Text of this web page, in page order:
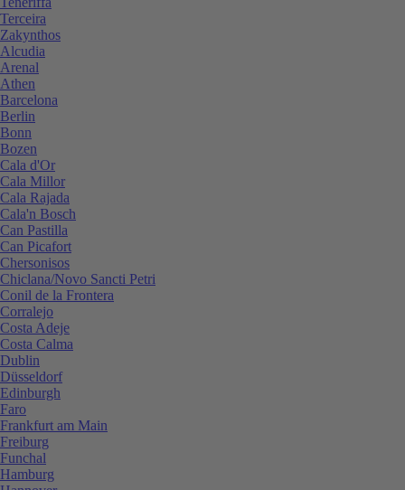
Terceira
Zakynthos
Alcudia
Arenal
Athen
Barcelona
Berlin
Bonn
Bozen
Cala d'Or
Cala Millor
Cala Rajada
Cala'n Bosch
Can Pastilla
Can Picafort
Chersonisos
Chiclana/Novo Sancti Petri
Conil de la Frontera
Corralejo
Costa Adeje
Costa Calma
Dublin
Düsseldorf
Edinburgh
Faro
Frankfurt am Main
Freiburg
Funchal
Hamburg